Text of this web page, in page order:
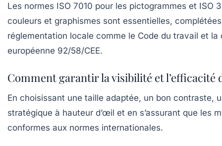
Les normes ISO 7010 pour les pictogrammes et ISO
couleurs et graphismes sont essentielles,
réglementation locale comme le Code du travail et la
européenne 92/58/CEE.
Comment garantir la visibilité et l’efficacité
En choisissant une taille adaptée, un bon contraste,
stratégique à hauteur d’œil et en s’assurant que les
conformes aux normes internationales.